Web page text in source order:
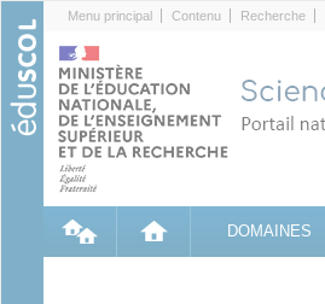
Menu principal Contenu Recherche
DOMAINES